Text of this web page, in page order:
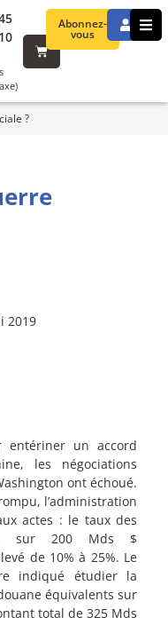
Abonnez-
vous
?
2019
entériner un accord
les négociations
ont échoué.
l’administration
actes : le taux des
sur 200 Mds $
de 10% à 25%. Le
indiqué étudier la
équivalents sur
total de 325 Mds